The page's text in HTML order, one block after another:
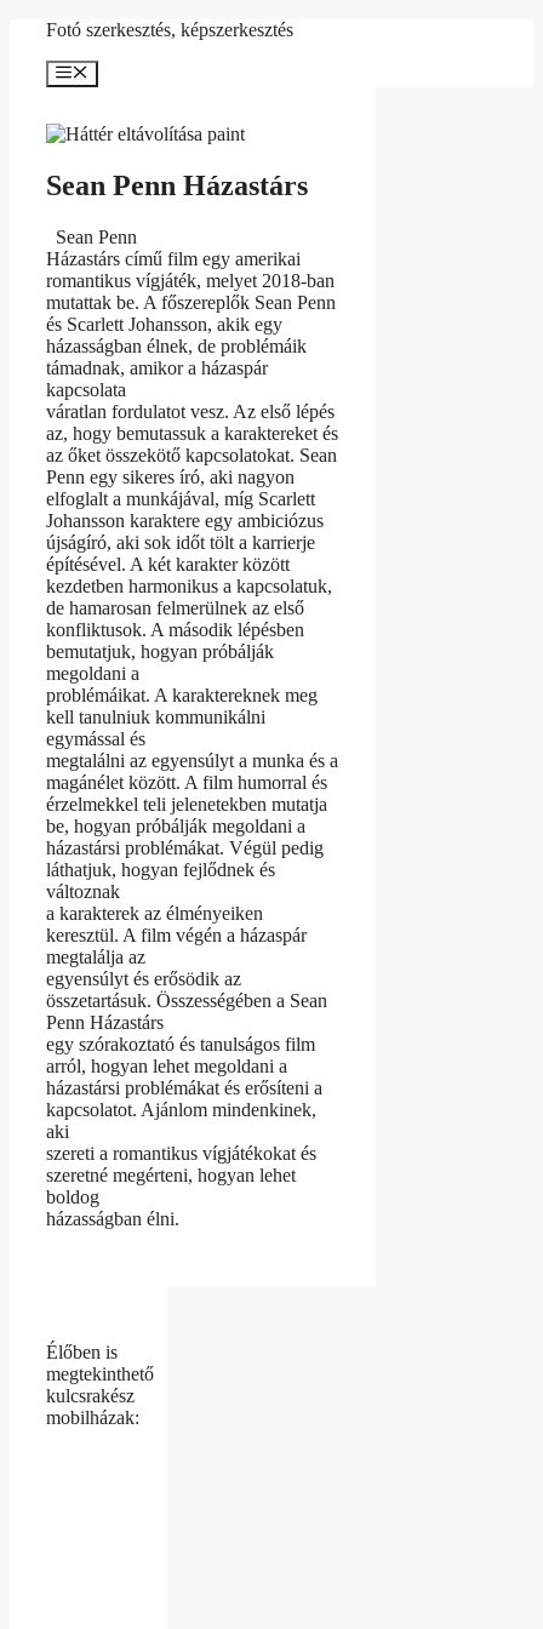
Kilépés
tartalomba
Fotó szerkesztés, képszerkesztés
Menü
Sean Penn Házastárs
Sean Penn
Házastárs című film egy amerikai
romantikus vígjáték, melyet 2018-ban
mutattak be. A főszereplők Sean Penn
és Scarlett Johansson, akik egy
házasságban élnek, de problémáik
támadnak, amikor a házaspár
kapcsolata
váratlan fordulatot vesz. Az első lépés
az, hogy bemutassuk a karaktereket és
az őket összekötő kapcsolatokat. Sean
Penn egy sikeres író, aki nagyon
elfoglalt a munkájával, míg Scarlett
Johansson karaktere egy ambiciózus
újságíró, aki sok időt tölt a karrierje
építésével. A két karakter között
kezdetben harmonikus a kapcsolatuk,
de hamarosan felmerülnek az első
konfliktusok. A második lépésben
bemutatjuk, hogyan próbálják
megoldani a
problémáikat. A karaktereknek meg
kell tanulniuk kommunikálni
egymással és
megtalálni az egyensúlyt a munka és a
magánélet között. A film humorral és
érzelmekkel teli jelenetekben mutatja
be, hogyan próbálják megoldani a
házastársi problémákat. Végül pedig
láthatjuk, hogyan fejlődnek és
változnak
a karakterek az élményeiken
keresztül. A film végén a házaspár
megtalálja az
egyensúlyt és erősödik az
összetartásuk. Összességében a Sean
Penn Házastárs
egy szórakoztató és tanulságos film
arról, hogyan lehet megoldani a
házastársi problémákat és erősíteni a
kapcsolatot. Ajánlom mindenkinek,
aki
szereti a romantikus vígjátékokat és
szeretné megérteni, hogyan lehet
boldog
házasságban élni.
Élőben is
megtekinthető
kulcsrakész
mobilházak: